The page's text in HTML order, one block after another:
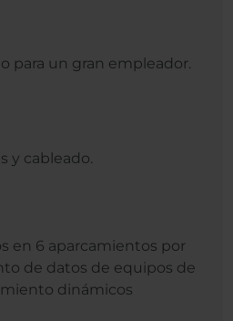
para un gran empleador.
y cableado.
en 6 aparcamientos por
de datos de equipos de
dinámicos